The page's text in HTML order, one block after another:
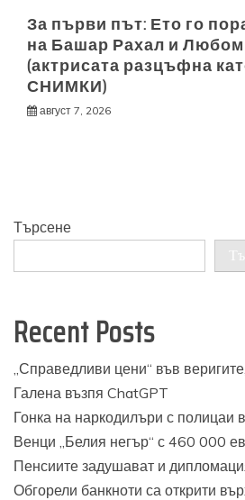
За първи път: Ето го
на Башар Рахал и
(актрисата разцъфна
СНИМКИ)
август 7, 2026
Търсене
Recent Posts
„Справедливи цени“ във
Галена възпя ChatGPT
Гонка на наркодилъри с полицаи
Венци „Белия негър“ с 460 000
Пенсиите задушават и
Обгорели банкноти са открити